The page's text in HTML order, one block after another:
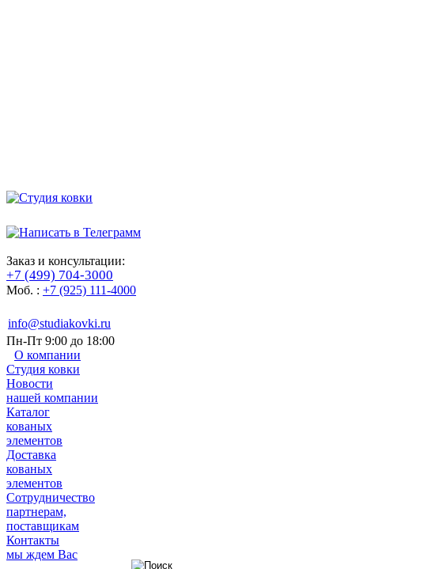
Заказ и консультации:
+7 (499) 704-3000
Моб. : +7 (925) 111-4000
info@studiakovki.ru
Пн-Пт 9:00 до 18:00
О компании
Студия ковки
Новости
нашей компании
Каталог
кованых
элементов
Доставка
кованых
элементов
Сотрудничество
партнерам,
поставщикам
Контакты
мы ждем Вас